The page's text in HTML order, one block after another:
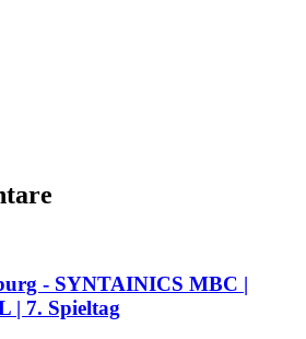
- SYNTAINICS MBC |
| 7. Spieltag